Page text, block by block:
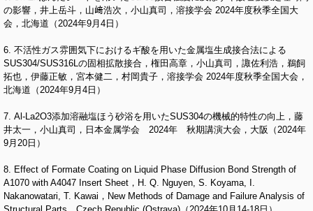
の影響，井上岳斗，山﨑浩次，小山真司，溶接学会 2024年度秋季全国大
会，北海道（2024年9月4日）
6. 不活性ガス雰囲気下におけるギ酸を用いた金属塩生成接合法による
SUS304/SUS316Lの固相拡散接合，権田高章，小山真司，諏佐利浩，鵜飼
拓也，伊藤正敏，宮本健二，村岡貴子，溶接学会 2024年度秋季全国大会，
北海道（2024年9月4日）
7. Al-La2O3添加溶融塩ほう砂浴を用いたSUS304の機械的特性の向上，藤
井太一，小山真司，日本金属学会 2024年 秋期講演大会，大阪（2024年
9月20日）
8. Effect of Formate Coating on Liquid Phase Diffusion Bond Strength of
A1070 with A4047 Insert Sheet，H. Q. Nguyen, S. Koyama, I.
Nakanowatari, T. Kawai，New Methods of Damage and Failure Analysis of